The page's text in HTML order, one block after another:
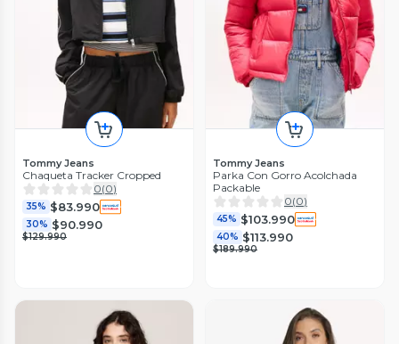
Tommy Jeans
Chaqueta Tracker Cropped
0(0)
35% $83.990
30% $90.990
$129.990
Tommy Jeans
Parka Con Gorro Acolchada
Packable
0(0)
45% $103.990
40% $113.990
$189.990